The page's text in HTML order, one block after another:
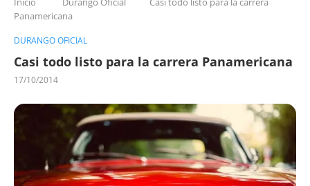
Panamericana
DURANGO OFICIAL
Casi todo listo para la carrera Panamericana
17/10/2014